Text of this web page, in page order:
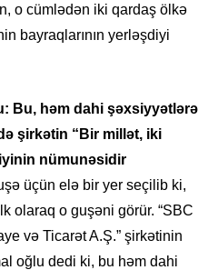
o cümlədən iki qardaş ölkə
bayraqlarının yerləşdiyi
Bu, həm dahi şəxsiyyətlərə
şirkətin “Bir millət, iki
nümunəsidir
üçün elə bir yer seçilib ki,
olaraq o guşəni görür. “SBC
və Ticarət A.Ş.” şirkətinin
oğlu dedi ki, bu həm dahi